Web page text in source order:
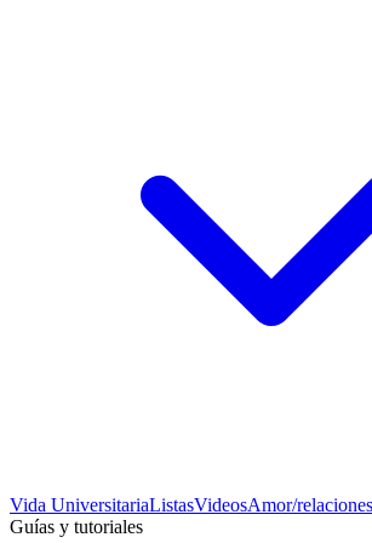
Vida UniversitariaListasVideosAmor/relaciones
Guías y tutoriales